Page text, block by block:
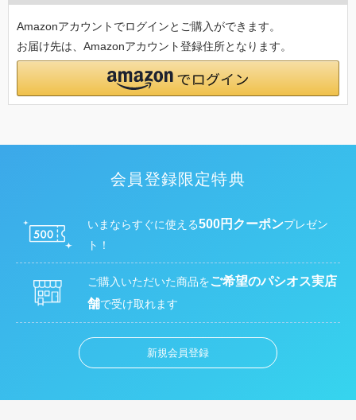
Amazonアカウントでログインとご購入ができます。
お届け先は、Amazonアカウント登録住所となります。
会員登録限定特典
いまならすぐに使える500円クーポンプレゼン
ト！
ご購入いただいた商品をご希望のパシオス実店
舗で受け取れます
新規会員登録